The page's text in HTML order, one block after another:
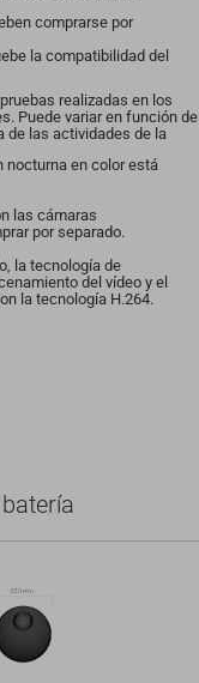
comprarse por
la compatibilidad del
realizadas en los
Puede variar en función de
de las actividades de la
nocturna en color está
las cámaras
por separado.
la tecnología de
del vídeo y el
la tecnología H.264.